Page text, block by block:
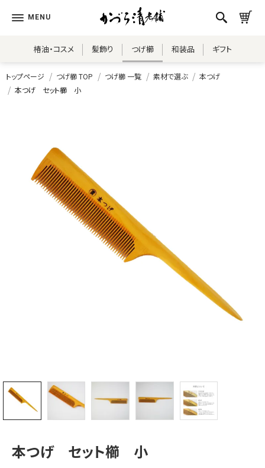
椿油・コスメ 髪飾り つげ櫛 和装品 ギフト
トップページ つげ櫛 TOP つげ櫛 一覧 素材で選ぶ
本つげ
本つげ セット櫛 小
本つげ セット櫛 小